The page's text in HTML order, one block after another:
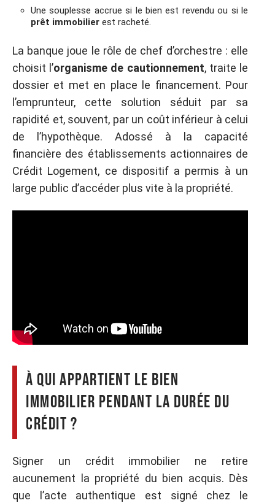
Une souplesse accrue si le bien est revendu ou si le
prêt immobilier est racheté.
La banque joue le rôle de chef d’orchestre : elle
choisit l’organisme de cautionnement, traite le
dossier et met en place le financement. Pour
l’emprunteur, cette solution séduit par sa
rapidité et, souvent, par un coût inférieur à celui
de l’hypothèque. Adossé à la capacité
financière des établissements actionnaires de
Crédit Logement, ce dispositif a permis à un
large public d’accéder plus vite à la propriété.
À qui appartient le bien
immobilier pendant la durée du
crédit ?
Signer un crédit immobilier ne retire
aucunement la propriété du bien acquis. Dès
que l’acte authentique est signé chez le